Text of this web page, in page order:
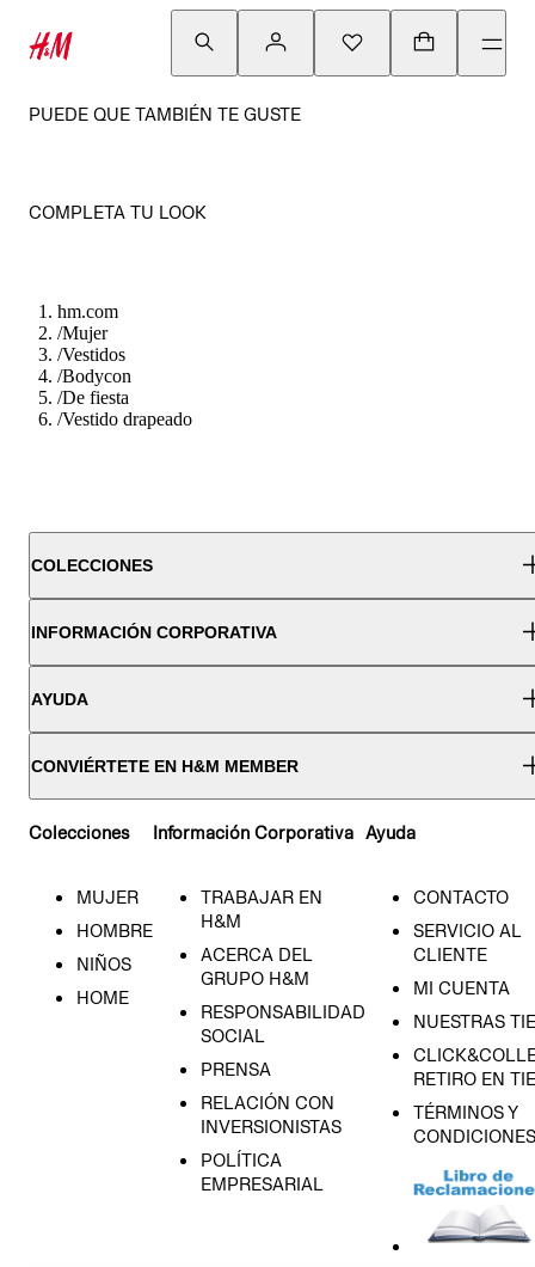
PUEDE QUE TAMBIÉN TE GUSTE
COMPLETA TU LOOK
hm.com
/Mujer
/Vestidos
/Bodycon
/De fiesta
/Vestido drapeado
COLECCIONES
INFORMACIÓN CORPORATIVA
AYUDA
CONVIÉRTETE EN H&M MEMBER
Colecciones
MUJER
HOMBRE
NIÑOS
HOME
Información Corporativa
TRABAJAR EN
H&M
ACERCA DEL
GRUPO H&M
RESPONSABILIDAD
SOCIAL
PRENSA
RELACIÓN CON
INVERSIONISTAS
POLÍTICA
EMPRESARIAL
Ayuda
CONTACTO
SERVICIO AL
CLIENTE
MI CUENTA
NUESTRAS
RETIRO EN
TÉRMINOS Y
CONDICIONES